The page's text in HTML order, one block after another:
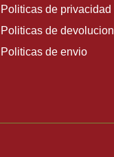
Politicas de privacidad
Politicas de devolucion
Politicas de envio